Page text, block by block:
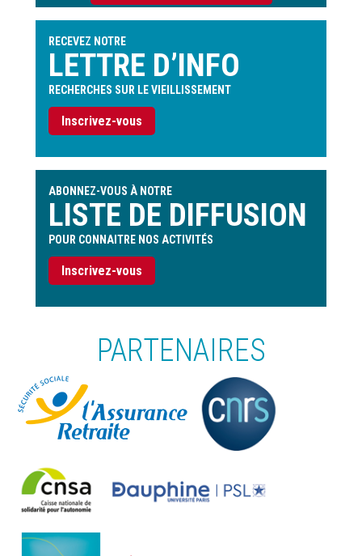
l'utilisateur
RECEVEZ NOTRE
LETTRE D’INFO
RECHERCHES SUR LE VIEILLISSEMENT
Inscrivez-vous
ABONNEZ-VOUS À NOTRE
LISTE DE DIFFUSION
POUR CONNAITRE NOS ACTIVITÉS
Inscrivez-vous
PARTENAIRES